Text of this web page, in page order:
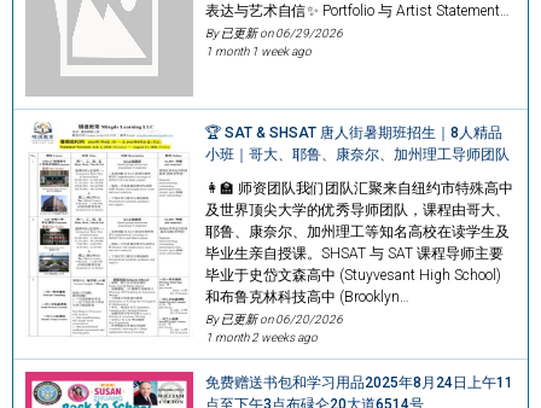
表达与艺术自信✨ Portfolio 与 Artist Statement…
By 已更新 on06/29/2026
1 month 1 week ago
🏆 SAT & SHSAT 唐人街暑期班招生｜8人精品
小班｜哥大、耶鲁、康奈尔、加州理工导师团队
👩‍🏫 师资团队我们团队汇聚来自纽约市特殊高中
及世界顶尖大学的优秀导师团队，课程由哥大、
耶鲁、康奈尔、加州理工等知名高校在读学生及
毕业生亲自授课。SHSAT 与 SAT 课程导师主要
毕业于史岱文森高中 (Stuyvesant High School)
和布鲁克林科技高中 (Brooklyn…
By 已更新 on06/20/2026
1 month 2 weeks ago
免费赠送书包和学习用品2025年8月24日上午11
点至下午3点布碌仑20大道6514号